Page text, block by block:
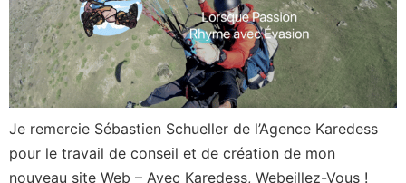
Je remercie Sébastien Schueller de l’Agence Karedess
pour le travail de conseil et de création de mon
nouveau site Web – Avec Karedess, Webeillez-Vous !